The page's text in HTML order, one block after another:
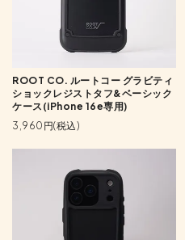
ROOT CO. ルートコー グラビティ
ショックレジストタフ&ベーシック
ケース(iPhone 16e専用)
3,960円(税込)